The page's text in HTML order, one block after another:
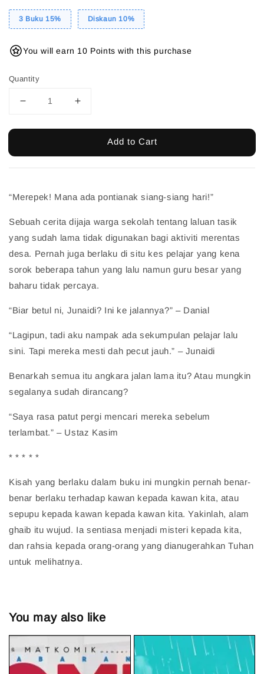
3 Buku 15% Diskaun 10%
You will earn 10 Points with this purchase
Quantity
Add to Cart
“Merepek! Mana ada pontianak siang-siang hari!”
Sebuah cerita dijaja warga sekolah tentang laluan tasik
yang sudah lama tidak digunakan bagi aktiviti merentas
desa. Pernah juga berlaku di situ kes pelajar yang kena
sorok beberapa tahun yang lalu namun guru besar yang
baharu tidak percaya.
“Biar betul ni, Junaidi? Ini ke jalannya?” – Danial
“Lagipun, tadi aku nampak ada sekumpulan pelajar lalu
sini. Tapi mereka mesti dah pecut jauh.” – Junaidi
Benarkah semua itu angkara jalan lama itu? Atau mungkin
segalanya sudah dirancang?
“Saya rasa patut pergi mencari mereka sebelum
terlambat.” – Ustaz Kasim
* * * * *
Kisah yang berlaku dalam buku ini mungkin pernah benar-
benar berlaku terhadap kawan kepada kawan kita, atau
sepupu kepada kawan kepada kawan kita. Yakinlah, alam
ghaib itu wujud. Ia sentiasa menjadi misteri kepada kita,
dan rahsia kepada orang-orang yang dianugerahkan Tuhan
untuk melihatnya.
You may also like